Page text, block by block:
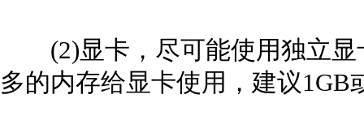
(2)显卡，尽可能使用独立显
多的内存给显卡使用，建议